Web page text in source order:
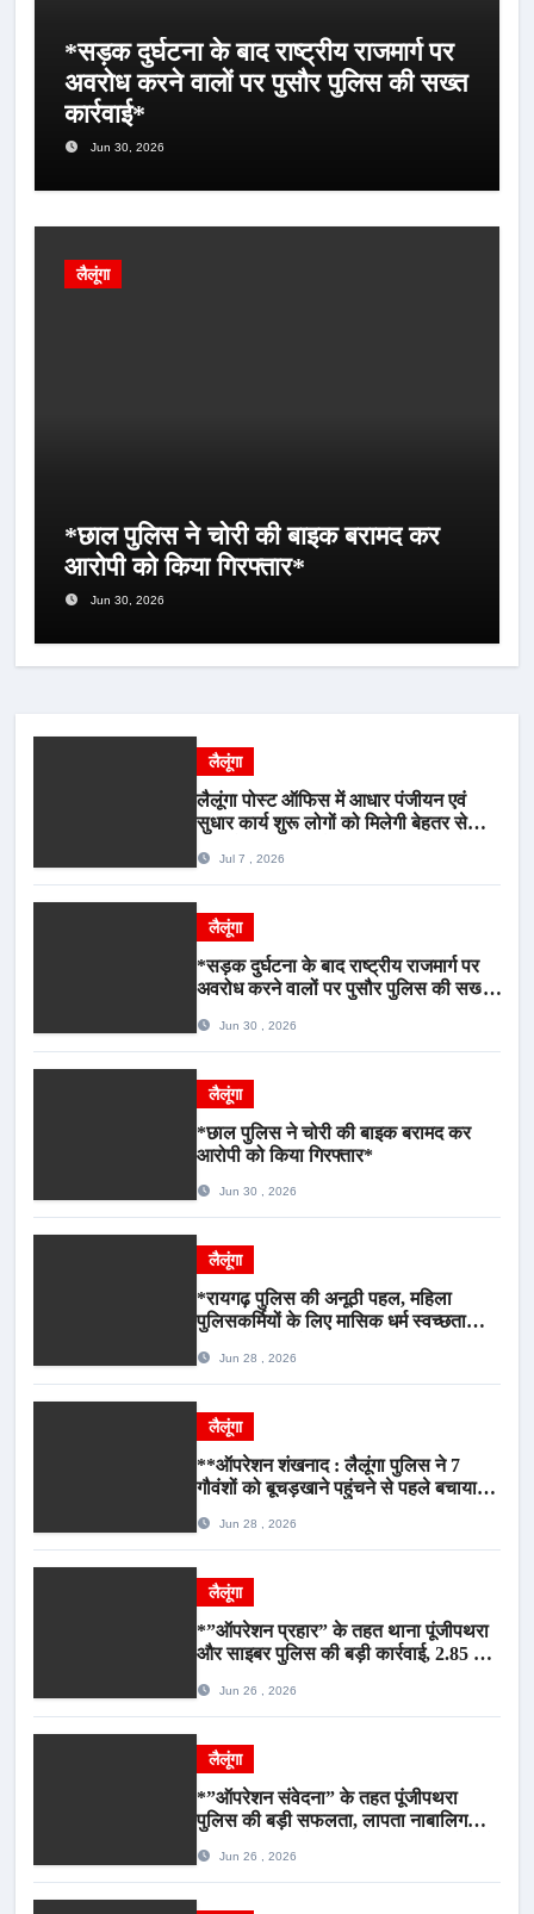
*सड़क दुर्घटना के बाद राष्ट्रीय राजमार्ग पर
अवरोध करने वालों पर पुसौर पुलिस की सख्त
कार्रवाई*
Jun 30, 2026
लैलूंगा
*छाल पुलिस ने चोरी की बाइक बरामद कर
आरोपी को किया गिरफ्तार*
Jun 30, 2026
लैलूंगा
लैलूंगा पोस्ट ऑफिस में आधार पंजीयन एवं
सुधार कार्य शुरू लोगों को मिलेगी बेहतर सेवा,
Jul 7 , 2026
लैलूंगा
*सड़क दुर्घटना के बाद राष्ट्रीय राजमार्ग पर
अवरोध करने वालों पर पुसौर पुलिस की सख्त
Jun 30 , 2026
लैलूंगा
*छाल पुलिस ने चोरी की बाइक बरामद कर
आरोपी को किया गिरफ्तार*
Jun 30 , 2026
लैलूंगा
*रायगढ़ पुलिस की अनूठी पहल, महिला
पुलिसकर्मियों के लिए मासिक धर्म स्वच्छता
Jun 28 , 2026
लैलूंगा
**ऑपरेशन शंखनाद : लैलूंगा पुलिस ने 7
गौवंशों को बूचड़खाने पहुंचने से पहले बचाया,
Jun 28 , 2026
लैलूंगा
*”ऑपरेशन प्रहार” के तहत थाना पूंजीपथरा
और साइबर पुलिस की बड़ी कार्रवाई, 2.85 टन
Jun 26 , 2026
लैलूंगा
*”ऑपरेशन संवेदना” के तहत पूंजीपथरा
पुलिस की बड़ी सफलता, लापता नाबालिग
आरोपी गिरफ्तार*
Jun 26 , 2026